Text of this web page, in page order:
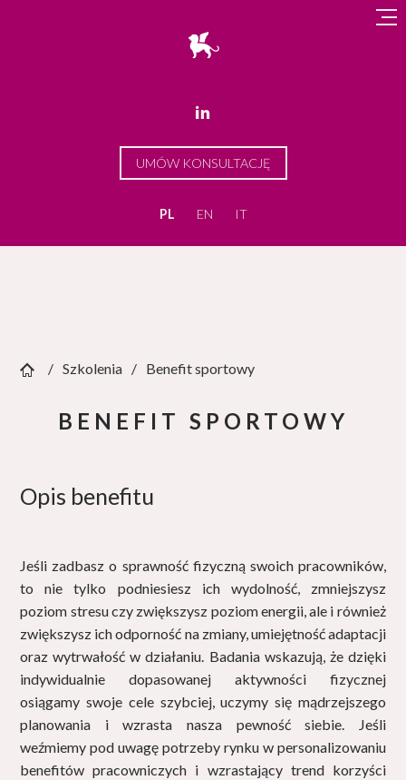

UMÓW KONSULTACJĘ
PL EN IT
Szkolenia Benefit sportowy
BENEFIT SPORTOWY
Opis benefitu
Jeśli zadbasz o sprawność fizyczną swoich pracowników,
to nie tylko podniesiesz ich wydolność, zmniejszysz
poziom stresu czy zwiększysz poziom energii, ale i również
zwiększysz ich odporność na zmiany, umiejętność adaptacji
oraz wytrwałość w działaniu. Badania wskazują, że dzięki
indywidualnie dopasowanej aktywności fizycznej
osiągamy swoje cele szybciej, uczymy się mądrzejszego
planowania i wzrasta nasza pewność siebie. Jeśli
weźmiemy pod uwagę potrzeby rynku w personalizowaniu
benefitów pracowniczych i wzrastający trend korzyści